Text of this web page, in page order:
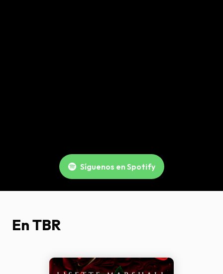
Síguenos en Spotify
En TBR